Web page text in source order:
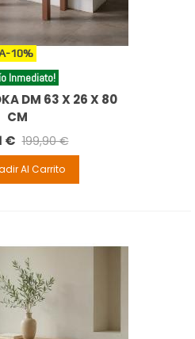
-10%
Inmediato!
DM 63 X 26 X 80
CM
€ 199,90 €
Al Carrito